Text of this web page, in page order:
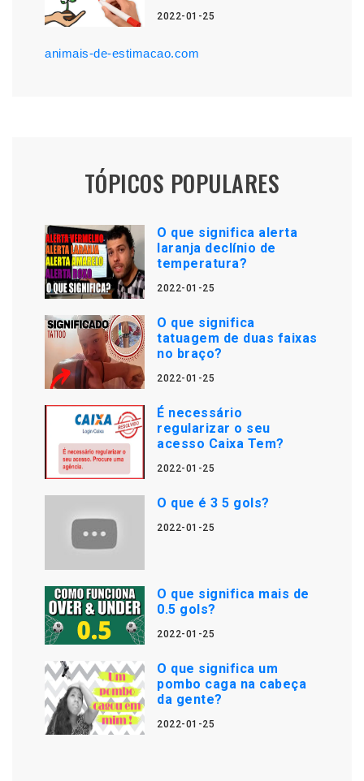
2022-01-25
animais-de-estimacao.com
TÓPICOS POPULARES
O que significa alerta
laranja declínio de
temperatura?
2022-01-25
O que significa
tatuagem de duas faixas
no braço?
2022-01-25
É necessário
regularizar o seu
acesso Caixa Tem?
2022-01-25
O que é 3 5 gols?
2022-01-25
O que significa mais de
0.5 gols?
2022-01-25
O que significa um
pombo caga na cabeça
da gente?
2022-01-25